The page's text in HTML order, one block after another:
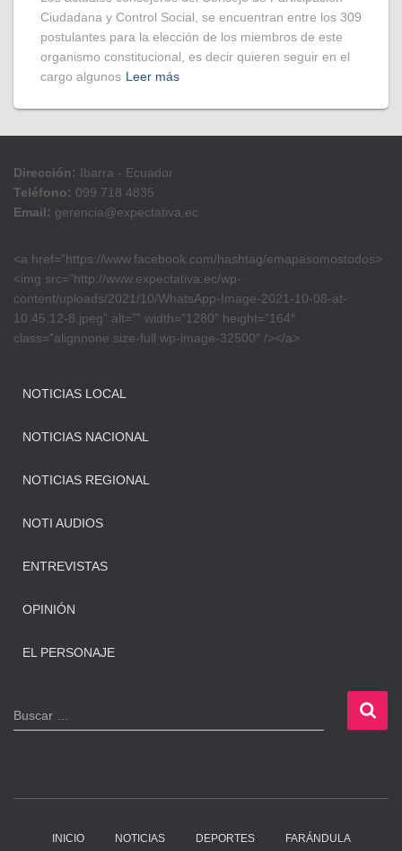
Ciudadana y Control Social, se encuentran entre los 309
postulantes para la elección de los miembros de este
organismo constitucional, es decir quieren seguir en el
cargo algunos Leer más
Dirección: Ibarra - Ecuador
Teléfono: 099 718 4835
Email: gerencia@expectativa.ec
<a href=”https://www.facebook.com/hashtag/emapasomostodos>
<img src=”http://www.expectativa.ec/wp-
content/uploads/2021/10/WhatsApp-Image-2021-10-08-at-
10.45.12-8.jpeg” alt=”” width=”1280″ height=”164″
class=”alignnone size-full wp-image-32500″ /></a>
NOTICIAS LOCAL
NOTICIAS NACIONAL
NOTICIAS REGIONAL
NOTI AUDIOS
ENTREVISTAS
OPINIÓN
EL PERSONAJE
B
u
Buscar …
INICIO NOTICIAS DEPORTES FARÁNDULA